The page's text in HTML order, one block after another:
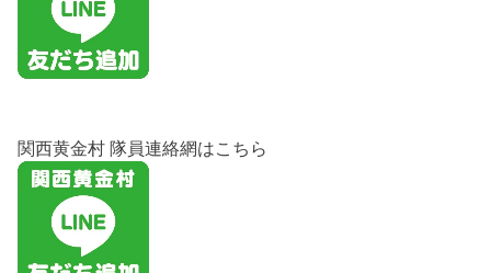
関西黄金村 隊員連絡網はこちら